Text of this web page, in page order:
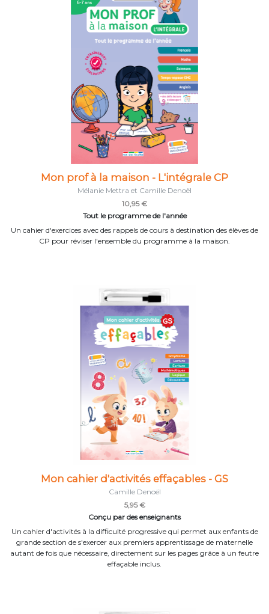
Mon prof à la maison - L'intégrale CP
Mélanie Mettra et Camille Denoël
10,95 €
Tout le programme de l'année
Un cahier d'exercices avec des rappels de cours à destination des élèves de
CP pour réviser l'ensemble du programme à la maison.
Mon cahier d'activités effaçables - GS
Camille Denoël
5,95 €
Conçu par des enseignants
Un cahier d'activités à la difficulté progressive qui permet aux enfants de
grande section de s'exercer aux premiers apprentissage de maternelle
autant de fois que nécessaire, directement sur les pages grâce à un feutre
effaçable inclus.